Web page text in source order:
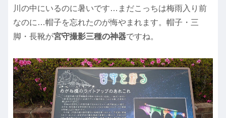
川の中にいるのに暑いです…まだこっちは梅雨入り前
なのに…帽子を忘れたのが悔やまれます。帽子・三
脚・長靴が宮守撮影三種の神器ですね。